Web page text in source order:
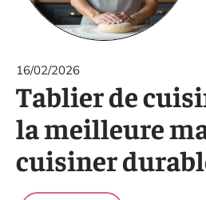
16/02/2026
Tablier de
la meilleure
cuisiner